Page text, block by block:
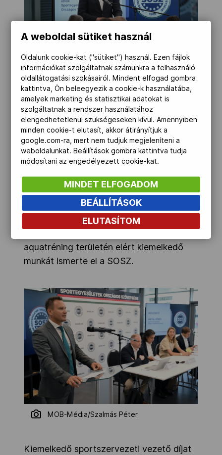
MOB-Média/Szalmás Péter
A Közösségi sportszervezeti díj
elismerésben részesült az idén 125 éves
Törekvés SE, valamint a 2022-ben alakult
Balatonakarattyai Sport Klub. Mindkét
egyesület kiemelkedő közösségteremtő
tevékenységét, valamint a Törekvés
esetében a parasport és a paravívás
fejlődéséért végzett példaértékű munkát,
aquatréning területén elért kiemelkedő
munkát ismerte el a SOSZ.
MOB-Média/Szalmás Péter
Kiemelkedő sportszervezeti vezető díjat
A weboldal sütiket használ
Oldalunk cookie-kat ("sütiket") használ. Ezen fájlok
információkat szolgáltatnak számunkra a felhasználó
oldallátogatási szokásairól. Mindent elfogad gombra
kattintva, Ön beleegyezik a cookie-k használatába,
amelyek marketing és statisztikai adatokat is
szolgáltatnak a rendszer használatához
elengedhetetlenül szükségeseken kívül. Amennyiben
minden cookie-t elutasít, akkor átirányítjuk a
google.com-ra, mert nem tudjuk megjeleníteni a
weboldalunkat. Beállítások gombra kattintva tudja
módosítani az engedélyezett cookie-kat.
MINDET ELFOGADOM
BEÁLLÍTÁSOK
ELUTASÍTOM